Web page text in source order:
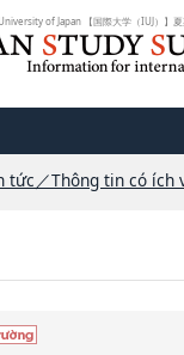
of Japan 【国際大学（IUJ）】夏
tức／Thông tin có ích